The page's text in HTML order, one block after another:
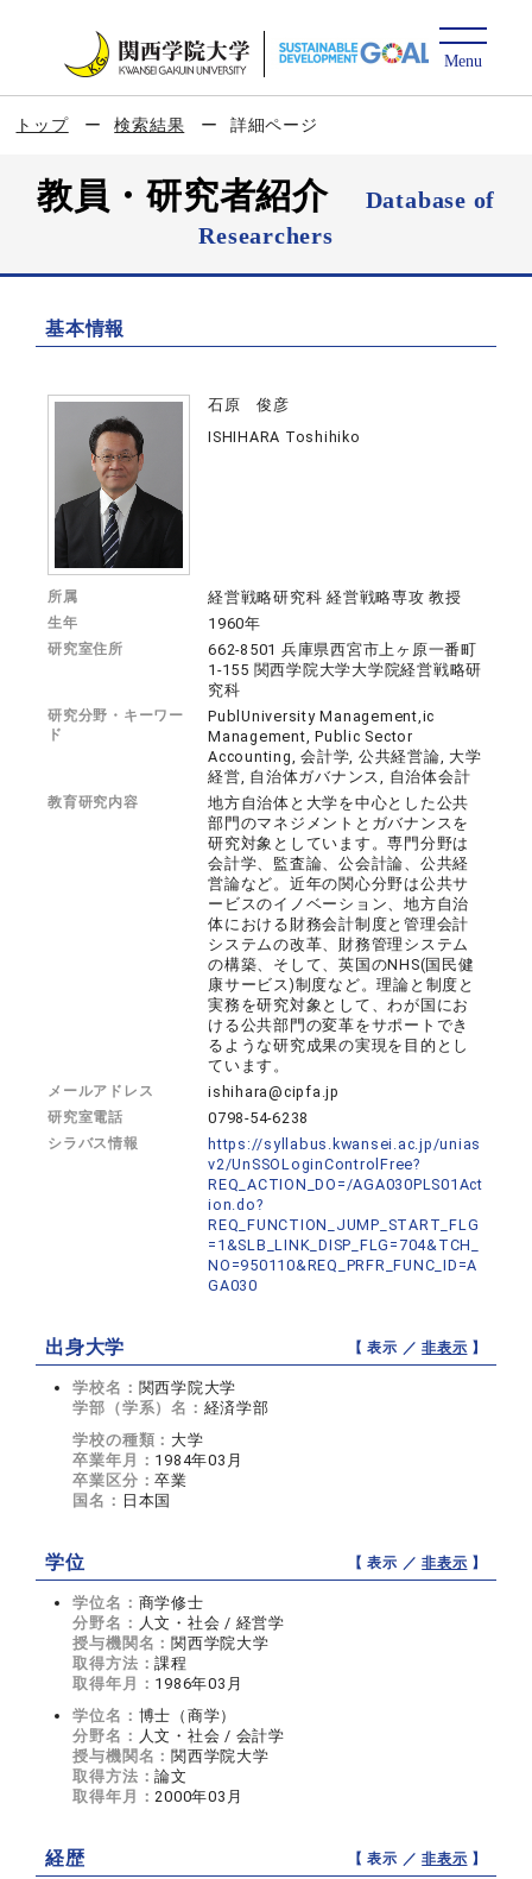
トップ 検索結果 詳細ページ
教員・研究者紹介
Database of
Researchers
基本情報
石原 俊彦
ISHIHARA Toshihiko
所属 経営戦略研究科 経営戦略専攻 教授
生年 1960年
研究室住所
662-8501 兵庫県西宮市上ヶ原一番町
1-155 関西学院大学大学院経営戦略研
究科
研究分野・キーワー
ド
PublUniversity Management,ic
Management, Public Sector
Accounting, 会計学, 公共経営論, 大学
経営, 自治体ガバナンス, 自治体会計
教育研究内容
地方自治体と大学を中心とした公共
部門のマネジメントとガバナンスを
研究対象としています。専門分野は
会計学、監査論、公会計論、公共経
営論など。近年の関心分野は公共サ
ービスのイノベーション、地方自治
体における財務会計制度と管理会計
システムの改革、財務管理システム
の構築、そして、英国のNHS(国民健
康サービス)制度など。理論と制度と
実務を研究対象として、わが国にお
ける公共部門の変革をサポートでき
るような研究成果の実現を目的とし
ています。
メールアドレス ishihara@cipfa.jp
研究室電話 0798-54-6238
シラバス情報
https://syllabus.kwansei.ac.jp/unias
v2/UnSSOLoginControlFree?
REQ_ACTION_DO=/AGA030PLS01Act
ion.do?
REQ_FUNCTION_JUMP_START_FLG
=1&SLB_LINK_DISP_FLG=704&TCH_
NO=950110&REQ_PRFR_FUNC_ID=A
GA030
出身大学 【 表示 ／非表示 】
学校名： 関西学院大学
学部（学系）名： 経済学部
学校の種類： 大学
卒業年月： 1984年03月
卒業区分：卒業
国名： 日本国
学位 【 表示 ／非表示 】
学位名： 商学修士
分野名： 人文・社会 / 経営学
授与機関名： 関西学院大学
取得方法：課程
取得年月： 1986年03月
学位名： 博士（商学）
分野名： 人文・社会 / 会計学
授与機関名： 関西学院大学
取得方法：論文
取得年月：2000年03月
経歴 【 表示 ／非表示 】